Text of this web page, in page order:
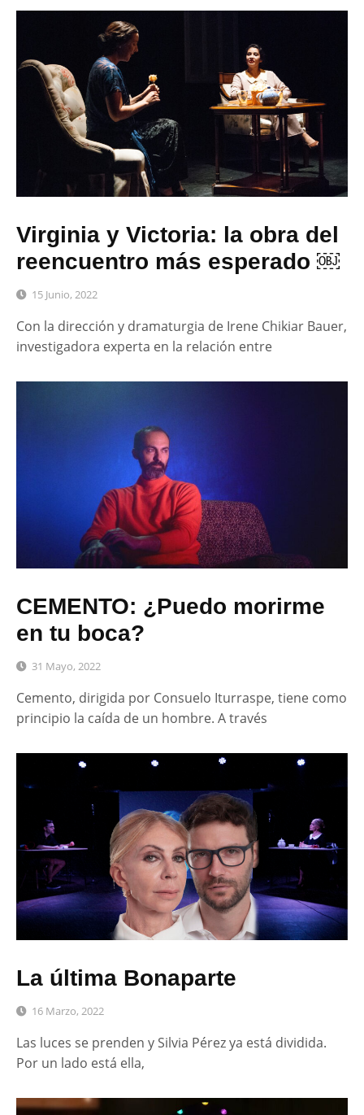
Virginia y Victoria: la obra del
reencuentro más esperado ￼
15 Junio, 2022
Con la dirección y dramaturgia de Irene Chikiar Bauer,
investigadora experta en la relación entre
CEMENTO: ¿Puedo morirme
en tu boca?
31 Mayo, 2022
Cemento, dirigida por Consuelo Iturraspe, tiene como
principio la caída de un hombre. A través
La última Bonaparte
16 Marzo, 2022
Las luces se prenden y Silvia Pérez ya está dividida.
Por un lado está ella,